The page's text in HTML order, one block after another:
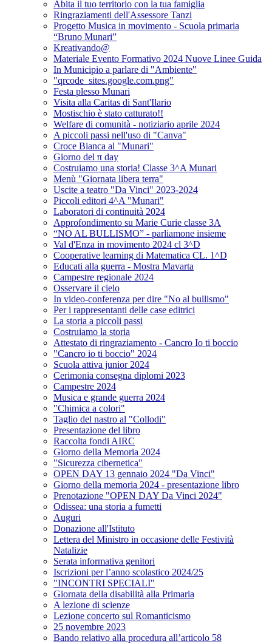
Abita il tuo territorio con la tua famiglia
Ringraziamenti dell'Assessore Tanzi
Progetto Musica in movimento - Scuola primaria
“Bruno Munari”
Kreativando@
Materiale Evento Formativo 2024 Nuove Linee Guida
In Municipio a parlare di "Ambiente"
"qrcode_sites.google.com.png"
Festa plesso Munari
Visita alla Caritas di Sant'Ilario
Mostischio è stato catturato!!
Welfare di comunità - notiziario aprile 2024
A piccoli passi nell'uso di "Canva"
Croce Bianca al "Munari"
Giorno del π day
Costruiamo una storia! Classe 3^A Munari
Menù "Giornata libera terra"
Uscite a teatro "Da Vinci" 2023-2024
Piccoli editori 4^A "Munari"
Laboratori di continuità 2024
Approfondimento su Marie Curie classe 3A
“NO AL BULLISMO” - parliamone insieme
Val d'Enza in movimento 2024 cl 3^D
Cooperative learning di Matematica CL. 1^D
Educati alla guerra - Mostra Mavarta
Campestre regionale 2024
Osservare il cielo
In video-conferenza per dire "No al bullismo"
Per i rappresentanti delle case editrici
La storia a piccoli passi
Costruiamo la storia
Attestato di ringraziamento - Cancro Io ti boccio
"Cancro io ti boccio" 2024
Scuola attiva junior 2024
Cerimonia consegna diplomi 2023
Campestre 2024
Musica e grande guerra 2024
"Chimica a colori"
Taglio del nastro al "Collodi"
Presentazione del libro
Raccolta fondi AIRC
Giorno della Memoria 2024
"Sicurezza cibernetica"
OPEN DAY 13 gennaio 2024 "Da Vinci"
Giorno della memoria 2024 - presentazione libro
Prenotazione "OPEN DAY Da Vinci 2024"
Odissea: una storia a fumetti
Auguri
Donazione all'Istituto
Lettera del Ministro in occasione delle Festività
Natalizie
Serata informativa genitori
Iscrizioni per l’anno scolastico 2024/25
"INCONTRI SPECIALI"
Giornata della disabilità alla Primaria
A lezione di scienze
Lezione concerto sul Romanticismo
25 novembre 2023
Bando relativo alla procedura all’articolo 58